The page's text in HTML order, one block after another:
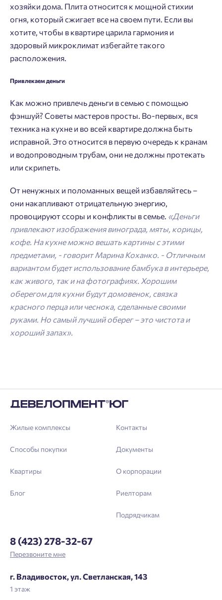
хозяйки дома. Плита относится к мощной стихии
огня, который сжигает все на своем пути. Если вы
хотите, чтобы в квартире царила гармония и
здоровый микроклимат избегайте такого
расположения.
Привлекаем деньги
Как можно привлечь деньги в семью с помощью
фэншуй? Советы мастеров просты. Во-первых, вся
техника на кухне и во всей квартире должна быть
исправной. Это относится в первую очередь к кранам
и водопроводным трубам, они не должны протекать
или скрипеть.
От ненужных и поломанных вещей избавляйтесь –
они накапливают отрицательную энергию,
провоцируют ссоры и конфликты в семье. «Деньги
привлекают изображения винограда, мяты, корицы,
кофе. На кухне можно вешать картины с этими
предметами, - говорит Марина Коханко. - Отличным
вариантом будет использование бамбука в интерьере,
как живого, так и на фотографиях. Хорошим
оберегом для кухни будут домовенок, связка
красного перца или чеснока, сделанные своими
руками. Но самый лучший оберег – это чистота и
хороший запах».
Жилые комплексы
Способы покупки
Квартиры
Блог
Контакты
Документы
О корпорации
Риелторам
Подрядчикам
8 (423) 278-32-67
Перезвоните мне
г. Владивосток, ул. Светланская, 143
1 этаж
Нажимая кнопку «Отправить», вы даёте согласие на обработку
персональных данных.
Отправить